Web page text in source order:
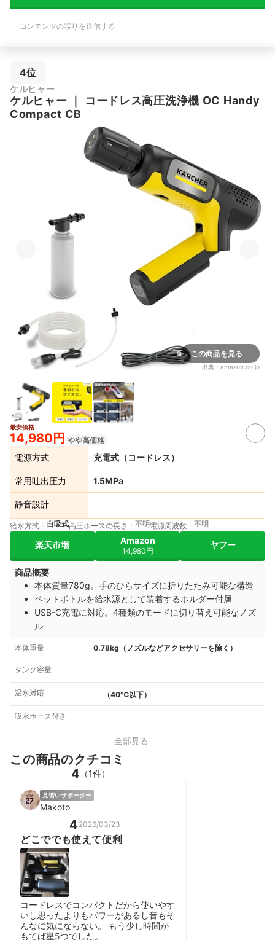
コンテンツの誤りを送信する
4位
ケルヒャー
ケルヒャー
コードレス高圧洗浄機 OC Handy
Compact CB
この商品を見る
出典： amazon.co.jp
最安価格
14,980円 やや高価格
電源方式 充電式（コードレス）
常用吐出圧力 1.5MPa
静音設計
給水方式 自吸式高圧ホースの長さ 不明 電源周波数 不明
楽天市場 Amazon
14,980円
ヤフー
商品概要
本体質量780g。手のひらサイズに折りたたみ可能な構造
ペットボトルを給水源として装着するホルダー付属
USB-C充電に対応。4種類のモードに切り替え可能なノズ
ル
本体重量 0.78kg（ノズルなどアクセサリーを除く）
タンク容量
温水対応 （40℃以下）
吸水ホース付き
全部見る
この商品のクチコミ
4 （1件）
見習いサポーター
Makoto
4 2026/03/23
どこででも使えて便利
コードレスでコンパクトだから使いやす
いし思ったよりもパワーがあるし音もそ
んなに気にならない。 もう少し時間が
もてば星5つでした。